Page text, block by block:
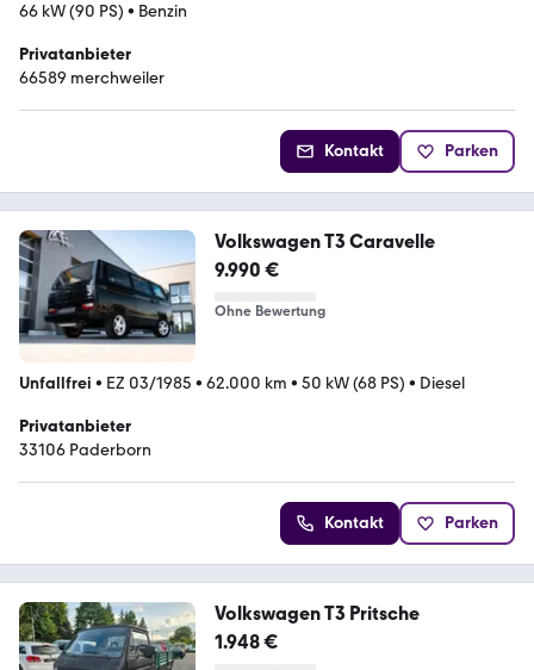
66 kW (90 PS) • Benzin
Privatanbieter
66589 merchweiler
Kontakt Parken
Volkswagen T3 Caravelle
9.990 €
Ohne Bewertung
Unfallfrei • EZ 03/1985 • 62.000 km • 50 kW (68 PS) • Diesel
Privatanbieter
33106 Paderborn
Kontakt Parken
Volkswagen T3 Pritsche
1.948 €